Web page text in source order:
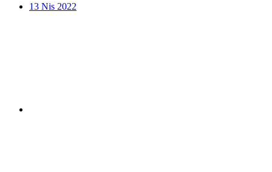
13 Nis 2022